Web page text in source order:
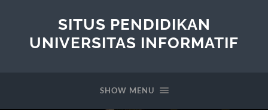
SITUS PENDIDIKAN
UNIVERSITAS INFORMATIF
SHOW MENU